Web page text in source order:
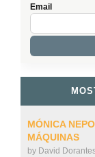
Email
MÓNICA
MÁQUINAS
by David